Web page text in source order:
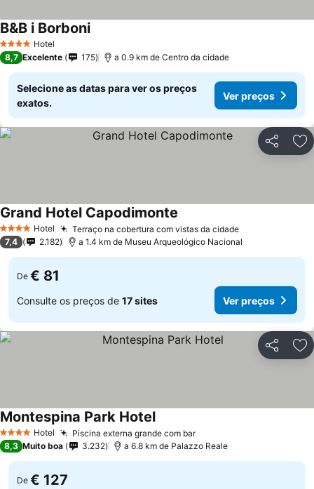
4 EstrelasHotel
B&B i BorboniVer preços
8,7 Excelente 175 a 0.9 km de Centro da cidade
Selecione as datas para ver os preços
exatos.
Ver preços
Partilhar
4 EstrelasHotel Terraço na cobertura com vistas da cidadeVer preços
Grand Hotel Capodimonte
7,4 2.182 a 1.4 km de Museu Arqueológico Nacional
De € 81
Consulte os preços de 17 sites Ver preços
Partilhar
4 EstrelasHotel Piscina externa grande com barVer preços
Montespina Park HotelVer preços
8,3 Muito boa 3.232 a 6.8 km de Palazzo Reale
De € 127